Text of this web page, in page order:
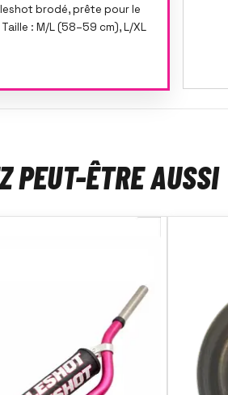
brodé, prête pour le
: M/L (58–59 cm), L/XL
PEUT-ÊTRE AUSSI